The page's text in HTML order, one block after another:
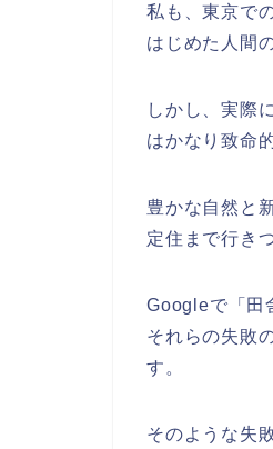
私も、東京で
はじめた人間
しかし、実際
はかなり致命
豊かな自然と
定住まで行き
Googleで「田
それらの失敗
す。
そのような失